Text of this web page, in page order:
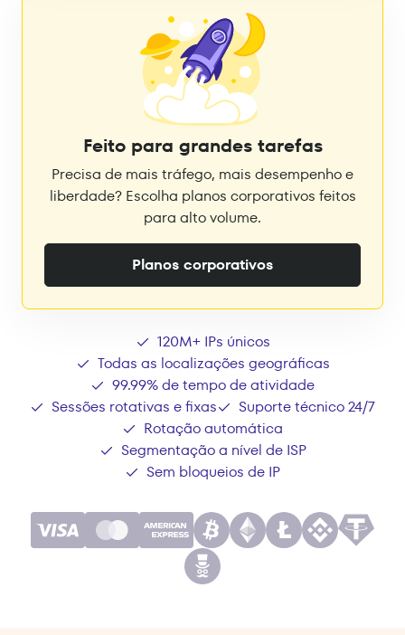
Feito para grandes tarefas
Precisa de mais tráfego, mais desempenho e
liberdade? Escolha planos corporativos feitos
para alto volume.
Planos corporativos
120M+ IPs únicos
Todas as localizações geográficas
99.99% de tempo de atividade
Sessões rotativas e fixas
Suporte técnico 24/7
Rotação automática
Segmentação a nível de ISP
Sem bloqueios de IP